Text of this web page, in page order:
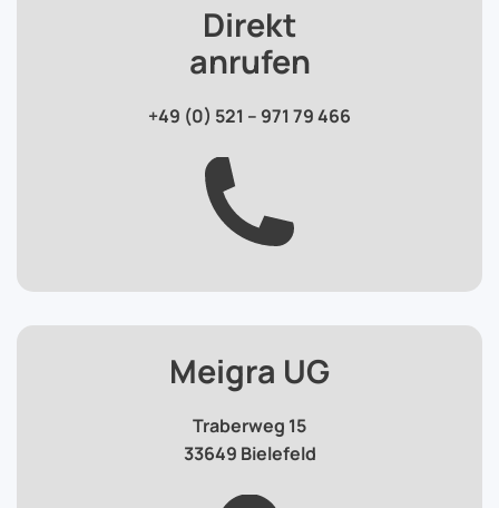
Direkt
anrufen
+49 (0) 521 – 971 79 466
Meigra UG
Traberweg 15
33649 Bielefeld